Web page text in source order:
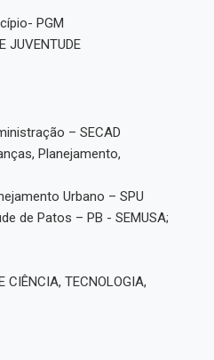
PGM
JUVENTUDE
– SECAD
Planejamento,
Urbano – SPU
de Patos – PB - SEMUSA;
CIÊNCIA, TECNOLOGIA,